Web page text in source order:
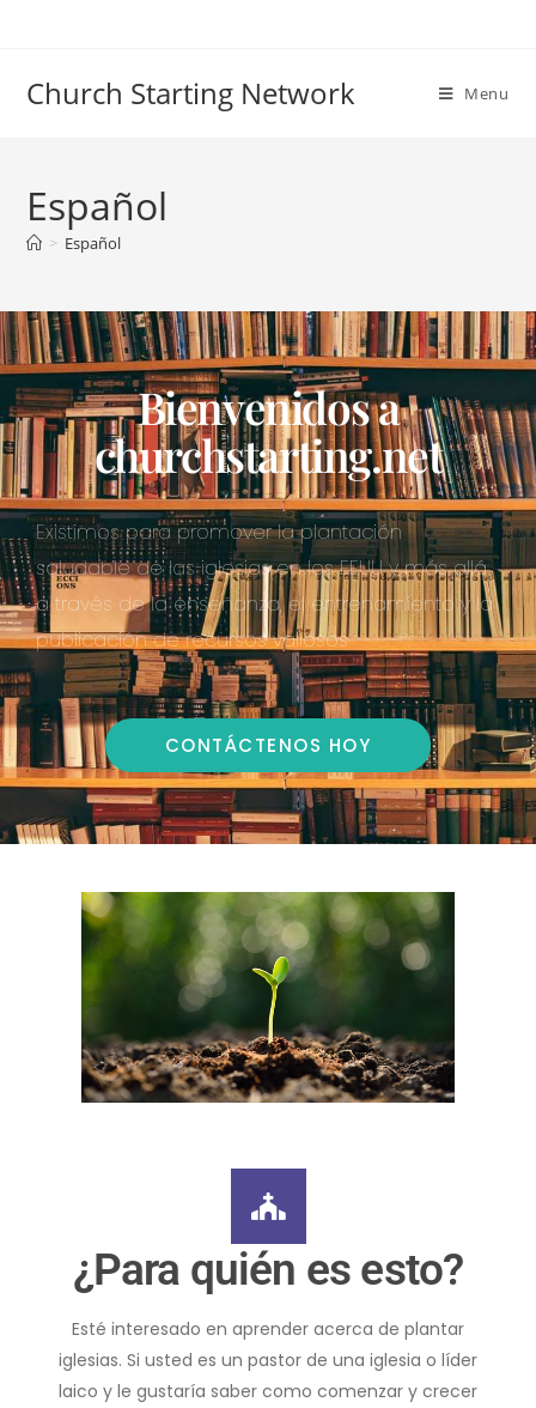
Church Starting Network Menu
Español
> Español
Bienvenidos a
churchstarting.net
Existimos para promover la plantación
saludable de las iglesias en los EEUU y más allá
a través de la enseñanza,el entrenamiento y la
publicación de recursos valiosos
CONTÁCTENOS HOY
¿Para quién es esto?
Esté interesado en aprender acerca de plantar
iglesias. Si usted es un pastor de una iglesia o líder
laico y le gustaría saber como comenzar y crecer